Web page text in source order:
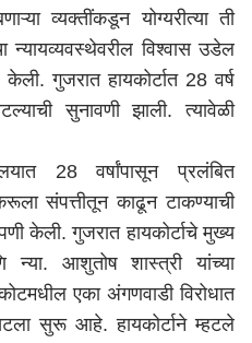
व्यक्तींकडून योग्यरीत्या ती
न्यायव्यवस्थेवरील विश्वास उडेल
केली. गुजरात हायकोर्टात 28 वर्ष
सुनावणी झाली. त्यावेळी
28 वर्षांपासून प्रलंबित
संपत्तीतून काढून टाकण्याची
केली. गुजरात हायकोर्टाचे मुख्य
न्या. आशुतोष शास्त्री यांच्या
एका अंगणवाडी विरोधात
सुरू आहे. हायकोर्टाने म्हटले